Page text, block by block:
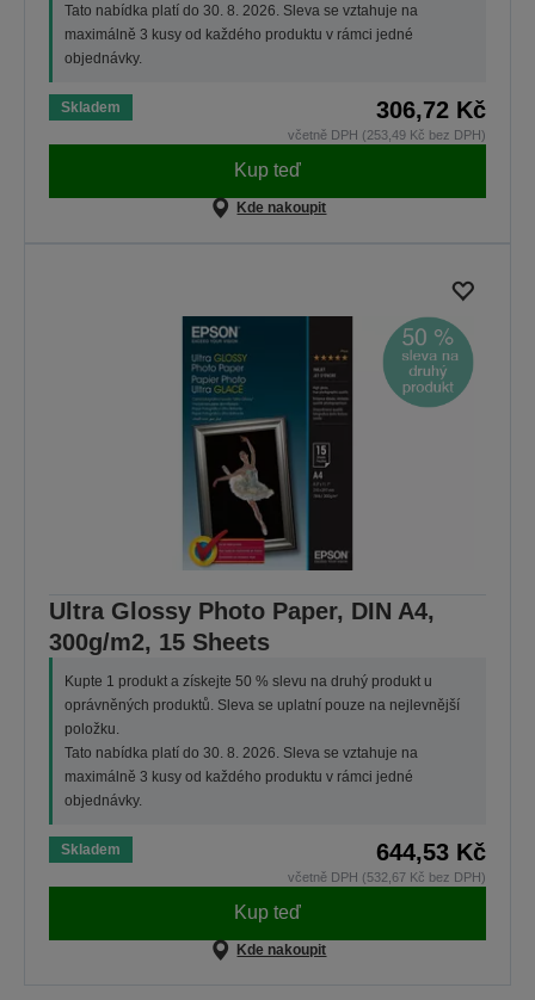
Tato nabídka platí do 30. 8. 2026. Sleva se vztahuje na
maximálně 3 kusy od každého produktu v rámci jedné
objednávky.
Skladem 306,72 Kč
včetně DPH (253,49 Kč bez DPH)
Kup teď
Kde nakoupit
Ultra Glossy Photo Paper, DIN A4,
300g/m2, 15 Sheets
Kupte 1 produkt a získejte 50 % slevu na druhý produkt u
oprávněných produktů. Sleva se uplatní pouze na nejlevnější
položku.
Tato nabídka platí do 30. 8. 2026. Sleva se vztahuje na
maximálně 3 kusy od každého produktu v rámci jedné
objednávky.
Skladem 644,53 Kč
včetně DPH (532,67 Kč bez DPH)
Kup teď
Kde nakoupit